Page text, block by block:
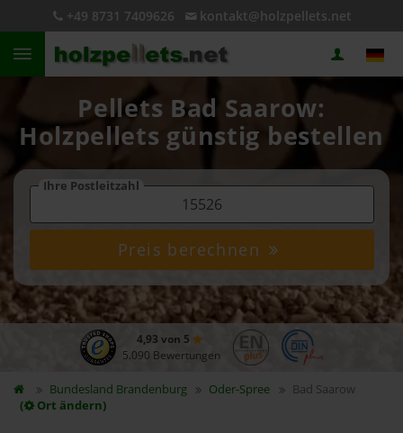
+49 8731 7409626 kontakt@holzpellets.net
Pellets Bad Saarow:
Holzpellets günstig bestellen
Ihre Postleitzahl
Preis berechnen
4,93 von 5
5.090 Bewertungen
Bundesland Brandenburg Oder-Spree
Bad Saarow
(
Ort ändern)